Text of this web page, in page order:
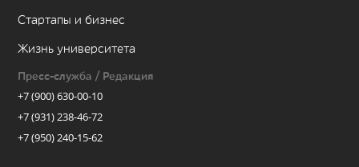
Стартапы и бизнес
Жизнь университета
Пресс-служба / Редакция
+7 (900) 630-00-10
+7 (931) 238-46-72
+7 (950) 240-15-62